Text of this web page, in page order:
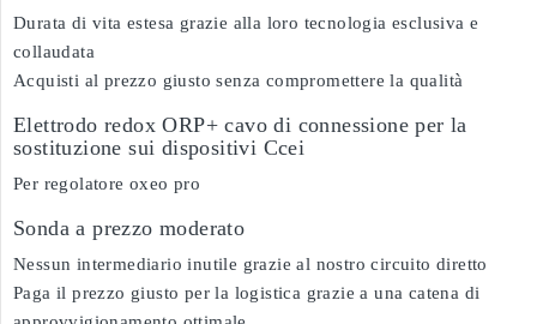
Durata di vita estesa grazie alla loro tecnologia esclusiva e
collaudata
Acquisti al prezzo giusto senza compromettere la qualità
Elettrodo redox ORP+ cavo di connessione per la
sostituzione sui dispositivi Ccei
Per regolatore oxeo pro
Sonda a prezzo moderato
Nessun intermediario inutile grazie al nostro circuito diretto
Paga il prezzo giusto per la logistica grazie a una catena di